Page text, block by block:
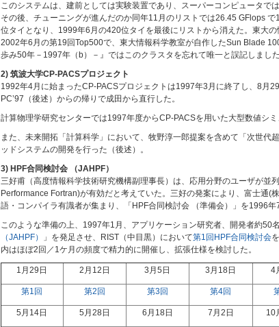
このシステムは、建前としては実験装置であり、スーパーコンピュータで
その後、チューニングが進んだのか同年11月のリストでは26.45 GFlops
位タイとなり、1999年6月の420位タイを最後にリストから消えた。東大
2002年6月の第19回Top500で、東大情報科学教室が自作したSun Blade
歩み50年－1997年（b）－』ではこのクラスタを忘れて唯一と誤記しまし
2) 筑波大学CP-PACSプロジェクト
1992年4月に始まったCP-PACSプロジェクトは1997年3月に終了し、8月
PC’97（後述）からの帰りで成田から直行した。
計算物理学研究センターでは1997年度からCP-PACSを用いた大型数値シ
また、未来開拓「計算科学」において、牧野淳一郎提案を含めて「次世
ッドシステムの開発を行った（後述）。
3) HPF合同検討会 （JAHPF）
三好甫（高度情報科学技術研究機構副理事長）は、応用分野のユーザが並
Performance Fortran)が有効だと考えていた。三好の発案により、富士通(
語・コンパイラ有識者が集まり、「HPF合同検討会 （準備会）」を1996年
このような準備の上、1997年1月、アプリケーション研究者、開発者約50
（JAHPF）
」を発足させ、RIST（中目黒）において第1回HPF合同検討会
内はほぼ2回／1ケ月の頻度で精力的に開催し、拡張仕様を検討した。
1月29日 2月12日 3月5日 3月18日 4
第1回 第2回 第3回 第4回
5月14日 5月28日 6月18日 7月2日 10